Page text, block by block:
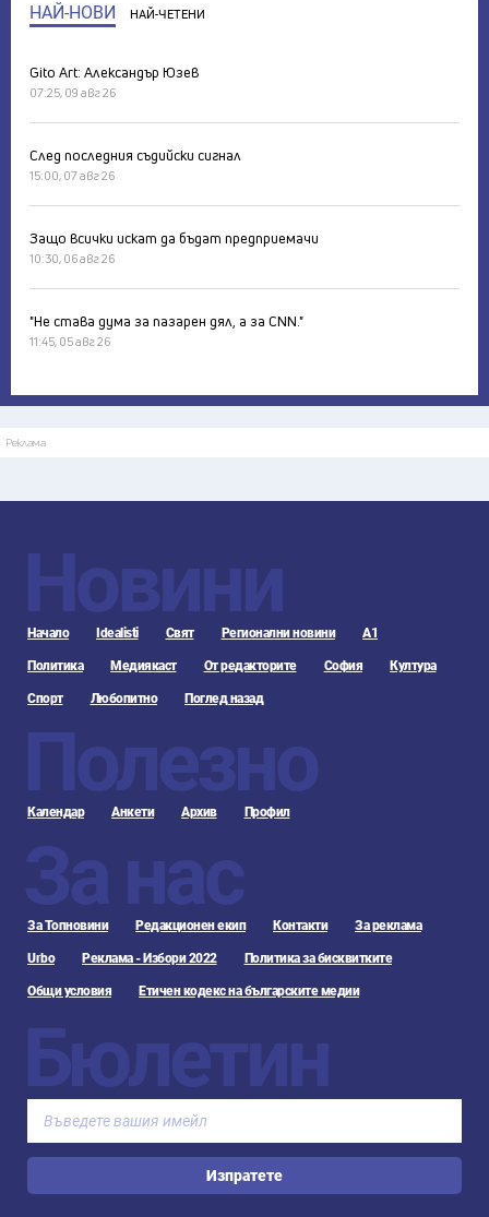
НАЙ-НОВИ НАЙ-ЧЕТЕНИ
Gito Art: Александър Юзев
07:25, 09 авг 26
След последния съдийски сигнал
15:00, 07 авг 26
Защо всички искат да бъдат предприемачи
10:30, 06 авг 26
"Не става дума за пазарен дял, а за CNN."
11:45, 05 авг 26
Реклама
Новини
Начало Idealisti Свят Регионални новини А1
Политика Медиякаст От редакторите София Култура
Спорт Любопитно Поглед назад
Полезно
Календар Анкети Архив Профил
За нас
За Топновини Редакционен екип Контакти За реклама
Urbo Реклама - Избори 2022 Политика за бисквитките
Общи условия Етичен кодекс на българските медии
Бюлетин
Изпратете